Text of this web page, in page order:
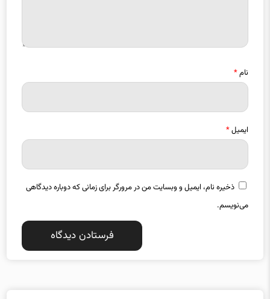
نام*
ایمیل*
ذخیره نام، ایمیل و وبسایت من در مرورگر برای زمانی که دوباره دیدگاهی
می‌نویسم.